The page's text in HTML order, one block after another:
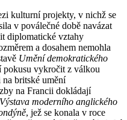
kulturní projekty, v nichž se
v poválečné době navázat
diplomatické vztahy
a dosahem nemohla
Umění demokratického
pokusu vykročit z válkou
britské umění
na Francii dokládají
Výstava moderního anglického
, jež se konala v roce